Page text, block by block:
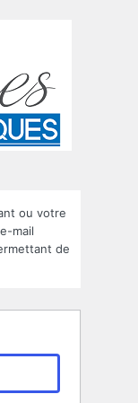
ou votre
mail
de